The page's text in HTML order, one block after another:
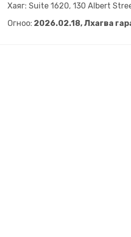
Хаяг: Suite 1620, 130 Albert
Огноо: 2026.02.18, Лхагва